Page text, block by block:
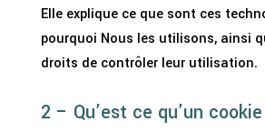
Elle explique ce que sont ces
pourquoi Nous les utilisons, ainsi
droits de contrôler leur utilisation.
2 – Qu’est ce qu’un